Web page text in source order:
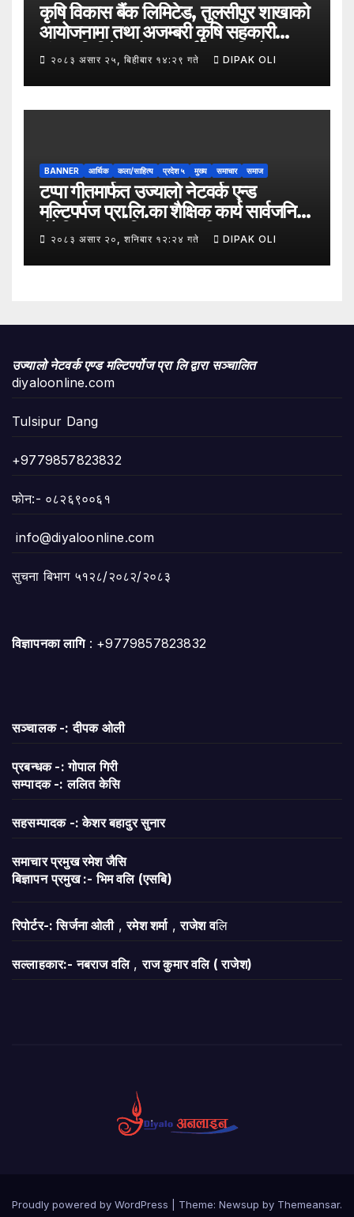
कृषि विकास बैंक लिमिटेड, तुलसीपुर शाखाको
आयोजनामा तथा अजम्बरी कृषि सहकारी
संस्था लिमिटेडको सहकार्यमा “कृषिको
समावेशी रूपान्तरणका लागि मूल्य शृङ्खला
(VITA) कार्यक्रम अन्तर्गत तरकारी उत्पादक
किसान र व्यापारीबीच व्यवसाय विस्तार सम्बन्धी
२०८३ असार २५, बिहीबार १४:२९ गते DIPAK OLI
BANNER आर्थिक कला/साहित्य प्रदेश ५ मुख्य समाचार समाज
टप्पा गीतमार्फत उज्यालो नेटवर्क एन्ड
मल्टिपर्पज प्रा.लि.का शैक्षिक कार्य सार्वजनिक
हुँदै शिक्षा, सामाजिक उत्तरदायित्व र
सकारात्मक सन्देशलाई
२०८३ असार २०, शनिबार १२:२४ गते DIPAK OLI
उज्यालो नेटवर्क एण्ड मल्टिपर्पोज प्रा लि द्वारा सञ्चालित
diyaloonline.com
Tulsipur Dang
+9779857823832
फाेन:- ०८२६९००६१
info@diyaloonline.com
सुचना बिभाग ५१२८/२०८२/२०८३
विज्ञापनका लागि: +9779857823832
सञ्चालक -: दीपक ओली
प्रबन्धक -: गोपाल गिरी
सम्पादक -: ललित केसि
सहसम्पादक -: केशर बहादुर सुनार
समाचार प्रमुख रमेश जैसि
बिज्ञापन प्रमुख :- भिम वलि (एसबि)
रिपोर्टर-: सिर्जना ओली,रमेश शर्मा,राजेश वलि
सल्लाहकार:- नबराज वलि,राज कुमार वलि ( राजेश)
Proudly powered by WordPress Theme: Newsup by Themeansar.